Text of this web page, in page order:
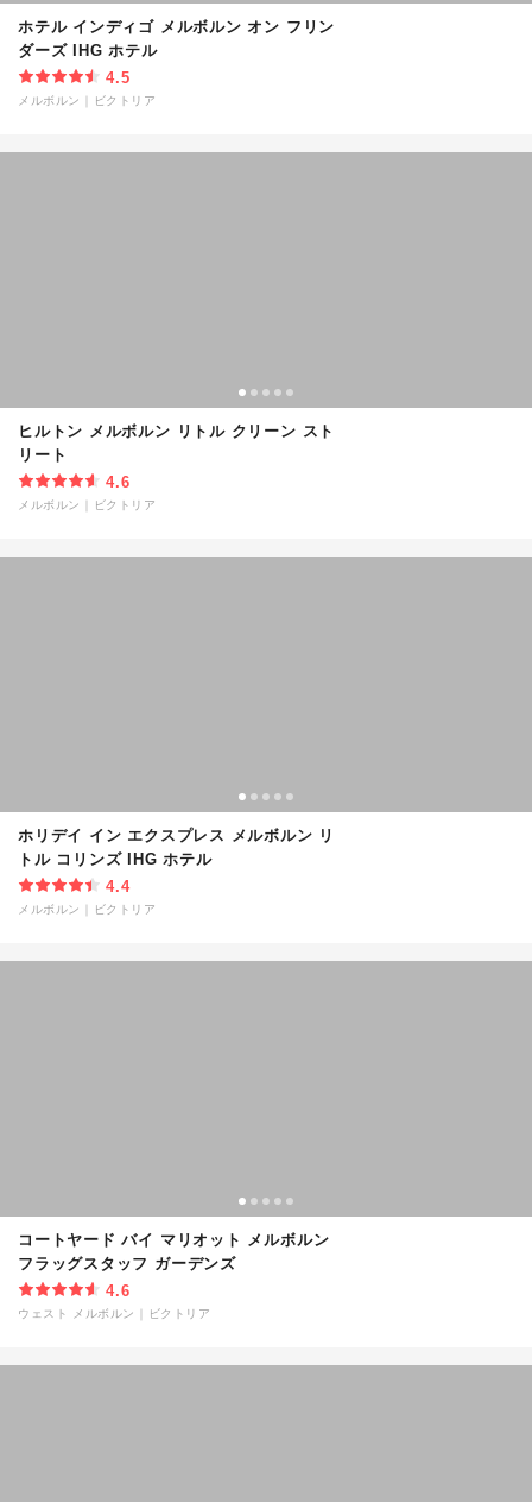
ホテル インディゴ メルボルン オン フリン
ダーズ IHG ホテル
4.5
メルボルン ビクトリア
ヒルトン メルボルン リトル クリーン スト
リート
4.6
メルボルン ビクトリア
ホリデイ イン エクスプレス メルボルン リ
トル コリンズ IHG ホテル
4.4
メルボルン ビクトリア
コートヤード バイ マリオット メルボルン
フラッグスタッフ ガーデンズ
4.6
ウェスト メルボルン ビクトリア